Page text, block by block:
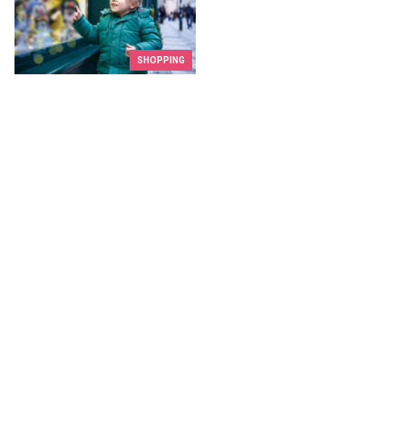
SHOPPING